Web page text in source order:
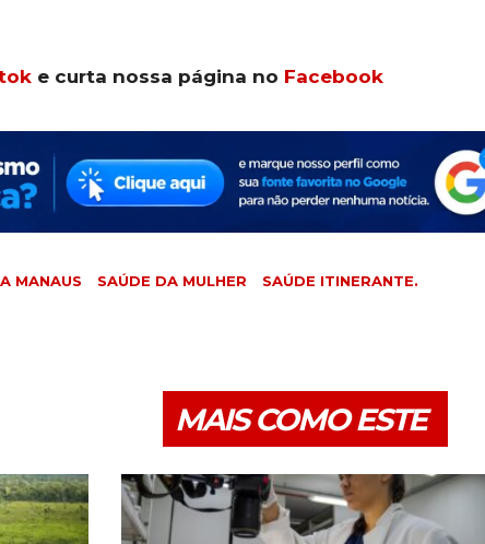
e curta nossa página no Facebook
MANAUS SAÚDE DA MULHER
SAÚDE ITINERANTE.
MAIS COMO ESTE